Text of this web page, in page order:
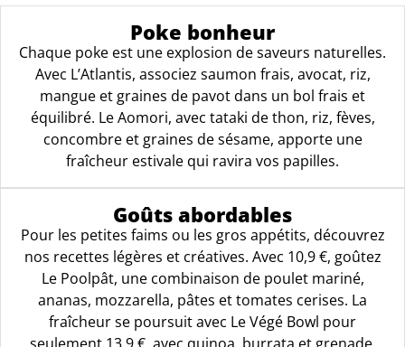
Poke bonheur
Chaque poke est une explosion de saveurs naturelles.
Avec L’Atlantis, associez saumon frais, avocat, riz,
mangue et graines de pavot dans un bol frais et
équilibré. Le Aomori, avec tataki de thon, riz, fèves,
concombre et graines de sésame, apporte une
fraîcheur estivale qui ravira vos papilles.
Goûts abordables
Pour les petites faims ou les gros appétits, découvrez
nos recettes légères et créatives. Avec 10,9 €, goûtez
Le Poolpât, une combinaison de poulet mariné,
ananas, mozzarella, pâtes et tomates cerises. La
fraîcheur se poursuit avec Le Végé Bowl pour